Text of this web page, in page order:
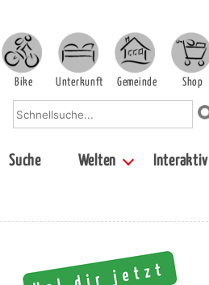
Bike Unterkunft Gemeinde Shop
Suche Welten Interaktiv